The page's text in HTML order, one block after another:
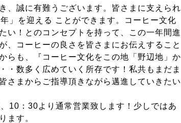
、誠に有難うございます。皆さまに支えられ
」を迎える ことができます。コーヒー文化
い！とのコンセプトを持って、この一年間進
、コーヒーの良さを皆さまにお伝えすること
らも、『コーヒー文化をこの地「野辺地」か
・数多く広めていく所存です！私共もまだま
さまからご指導頂きながら邁進していきたい
10：30より通常営業致します！少しではあ
ます。